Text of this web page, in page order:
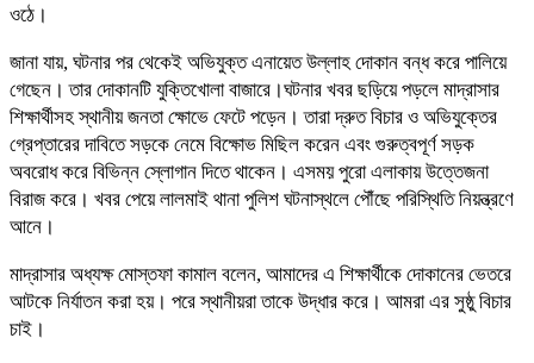
ওঠে।
জানা যায়, ঘটনার পর থেকেই অভিযুক্ত এনায়েত উল্লাহ দোকান বন্ধ করে পালিয়ে
গেছেন। তার দোকানটি যুক্তিখোলা বাজারে।ঘটনার খবর ছড়িয়ে পড়লে মাদ্রাসার
শিক্ষার্থীসহ স্থানীয় জনতা ক্ষোভে ফেটে পড়েন। তারা দ্রুত বিচার ও অভিযুক্তের
গ্রেপ্তারের দাবিতে সড়কে নেমে বিক্ষোভ মিছিল করেন এবং গুরুত্বপূর্ণ সড়ক
অবরোধ করে বিভিন্ন স্লোগান দিতে থাকেন। এসময় পুরো এলাকায় উত্তেজনা
বিরাজ করে। খবর পেয়ে লালমাই থানা পুলিশ ঘটনাস্থলে পৌঁছে পরিস্থিতি নিয়ন্ত্রণে
আনে।
মাদ্রাসার অধ্যক্ষ মোস্তফা কামাল বলেন, আমাদের এ শিক্ষার্থীকে দোকানের ভেতরে
আটকে নির্যাতন করা হয়। পরে স্থানীয়রা তাকে উদ্ধার করে। আমরা এর সুষ্ঠু বিচার
চাই।